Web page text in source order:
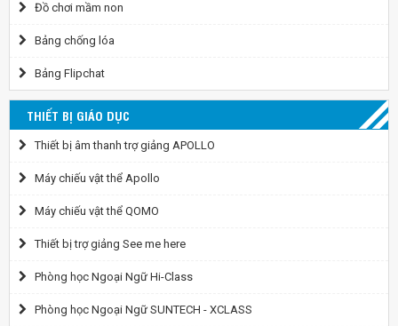
Đồ chơi mầm non
Bảng chống lóa
Bảng Flipchat
THIẾT BỊ GIÁO DỤC
Thiết bị âm thanh trợ giảng APOLLO
Máy chiếu vật thể Apollo
Máy chiếu vật thể QOMO
Thiết bị trợ giảng See me here
Phòng học Ngoại Ngữ Hi-Class
Phòng học Ngoại Ngữ SUNTECH - XCLASS